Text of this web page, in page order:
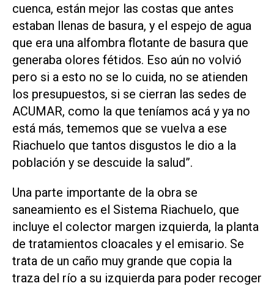
cuenca, están mejor las costas que antes
estaban llenas de basura, y el espejo de agua
que era una alfombra flotante de basura que
generaba olores fétidos. Eso aún no volvió
pero si a esto no se lo cuida, no se atienden
los presupuestos, si se cierran las sedes de
ACUMAR, como la que teníamos acá y ya no
está más, tememos que se vuelva a ese
Riachuelo que tantos disgustos le dio a la
población y se descuide la salud”.
Una parte importante de la obra se
saneamiento es el Sistema Riachuelo, que
incluye el colector margen izquierda, la planta
de tratamientos cloacales y el emisario. Se
trata de un caño muy grande que copia la
traza del río a su izquierda para poder recoger